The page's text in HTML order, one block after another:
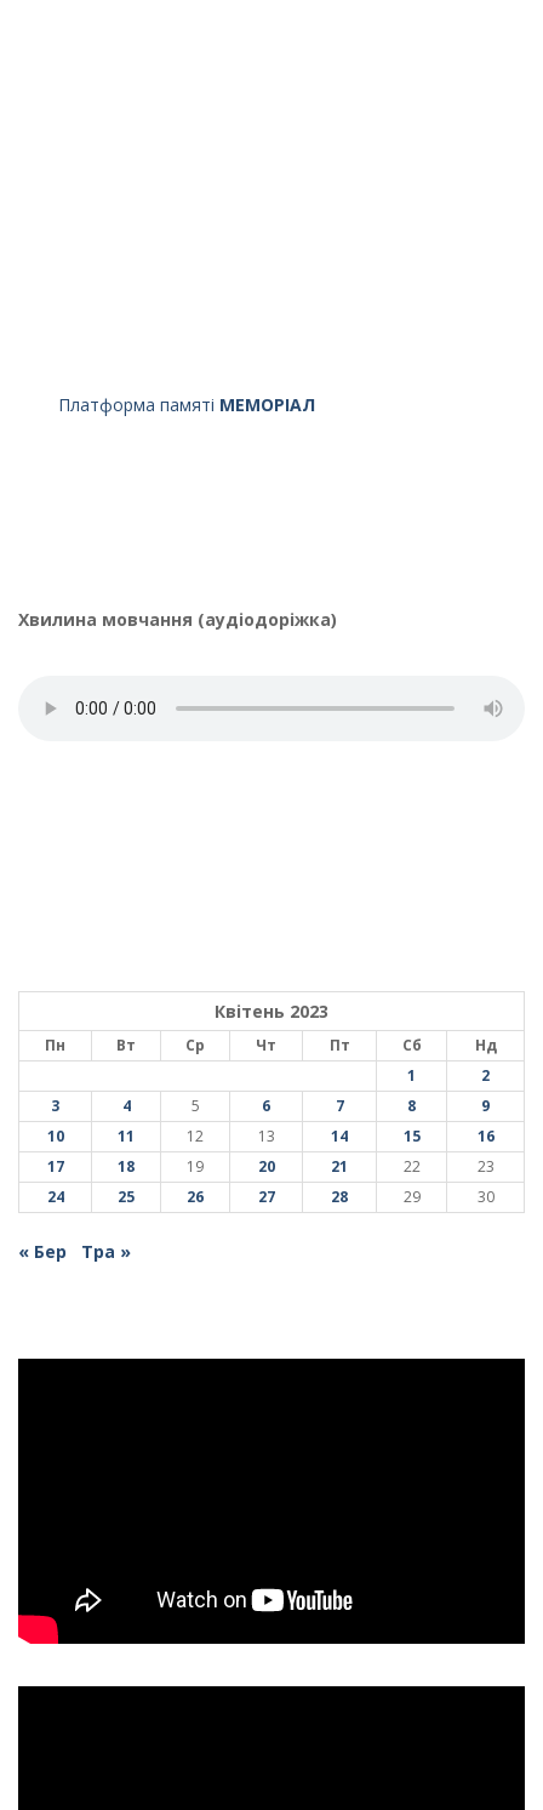
Платформа памяті МЕМОРІАЛ
Хвилина мовчання (аудіодоріжка)
Квітень 2023
Пн Вт Ср Чт Пт Сб
Нд
1
2
3
4 5 6 7 8
9
10
11 12 13 14 15
16
17
18 19 20 21 22
23
24
25 26 27 28 29 30
« Бер Тра »